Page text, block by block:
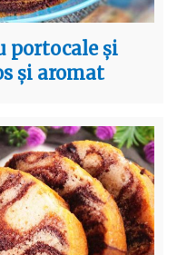
portocale și
și aromat